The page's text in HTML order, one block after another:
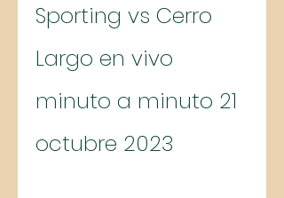
Sporting vs Cerro
Largo en vivo
minuto a minuto 21
octubre 2023